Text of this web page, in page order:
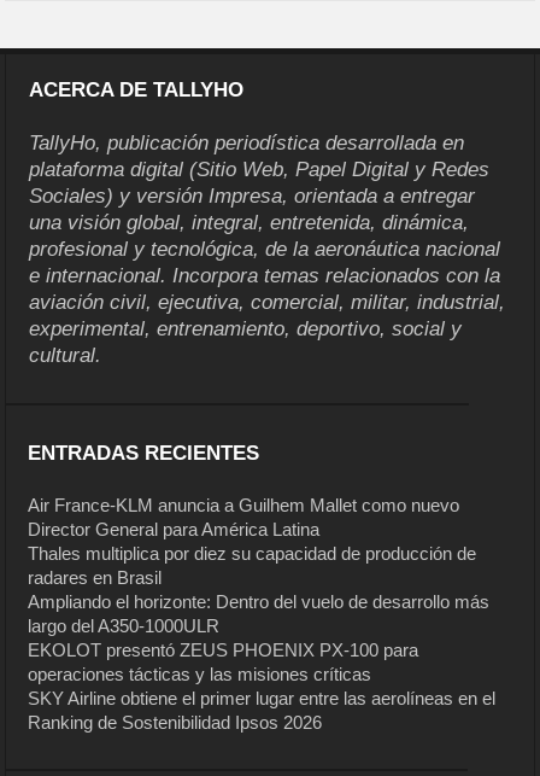
ACERCA DE TALLYHO
TallyHo, publicación periodística desarrollada en
plataforma digital (Sitio Web, Papel Digital y Redes
Sociales) y versión Impresa, orientada a entregar
una visión global, integral, entretenida, dinámica,
profesional y tecnológica, de la aeronáutica nacional
e internacional. Incorpora temas relacionados con la
aviación civil, ejecutiva, comercial, militar, industrial,
experimental, entrenamiento, deportivo, social y
cultural.
ENTRADAS RECIENTES
Air France-KLM anuncia a Guilhem Mallet como nuevo
Director General para América Latina
Thales multiplica por diez su capacidad de producción de
radares en Brasil
Ampliando el horizonte: Dentro del vuelo de desarrollo más
largo del A350-1000ULR
EKOLOT presentó ZEUS PHOENIX PX-100 para
operaciones tácticas y las misiones críticas
SKY Airline obtiene el primer lugar entre las aerolíneas en el
Ranking de Sostenibilidad Ipsos 2026